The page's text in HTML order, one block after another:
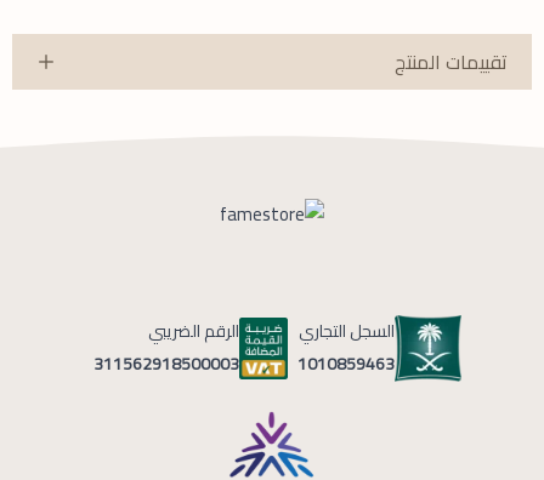
تقييمات المنتج
السجل التجاري
1010859463
الرقم الضريبي
311562918500003